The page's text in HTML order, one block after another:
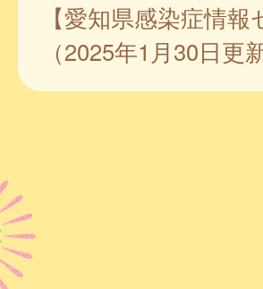
【愛知県感染症情
（2025年1月30日更新